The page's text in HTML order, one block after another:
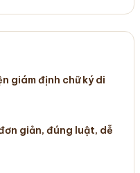
giám định chữ ký di
giản, đúng luật, dễ